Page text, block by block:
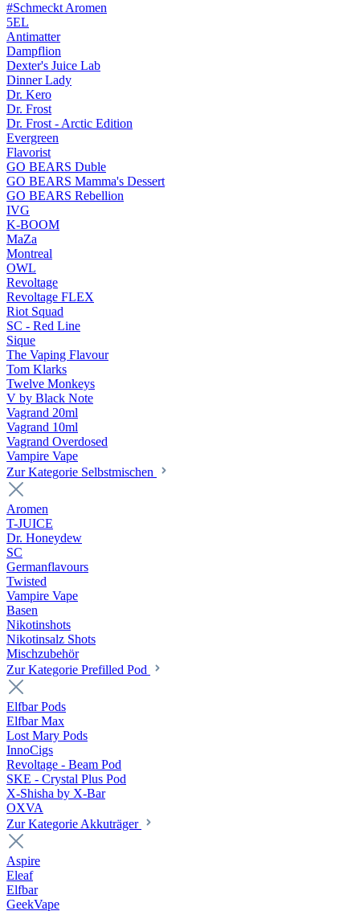
#Schmeckt Aromen
5EL
Antimatter
Dampflion
Dexter's Juice Lab
Dinner Lady
Dr. Kero
Dr. Frost
Dr. Frost - Arctic Edition
Evergreen
Flavorist
GO BEARS Duble
GO BEARS Mamma's Dessert
GO BEARS Rebellion
IVG
K-BOOM
MaZa
Montreal
OWL
Revoltage
Revoltage FLEX
Riot Squad
SC - Red Line
Sique
The Vaping Flavour
Tom Klarks
Twelve Monkeys
V by Black Note
Vagrand 20ml
Vagrand 10ml
Vagrand Overdosed
Vampire Vape
Zur Kategorie Selbstmischen
Aromen
T-JUICE
Dr. Honeydew
SC
Germanflavours
Twisted
Vampire Vape
Basen
Nikotinshots
Nikotinsalz Shots
Mischzubehör
Zur Kategorie Prefilled Pod
Elfbar Pods
Elfbar Max
Lost Mary Pods
InnoCigs
Revoltage - Beam Pod
SKE - Crystal Plus Pod
X-Shisha by X-Bar
OXVA
Zur Kategorie Akkuträger
Aspire
Eleaf
Elfbar
GeekVape